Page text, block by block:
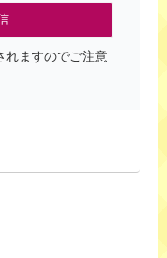
れますのでご注意